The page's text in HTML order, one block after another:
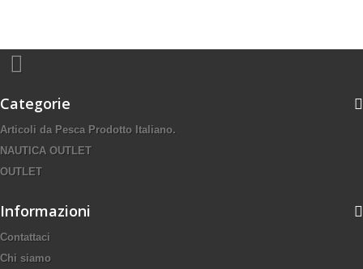
Categorie
Articoli da Pesca Prodotto Italiano.
NAUTICA OUTLET
OUTLET
Informazioni
Contattaci
Chi siamo